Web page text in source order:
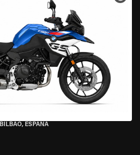
BILBAO, ESPAÑA